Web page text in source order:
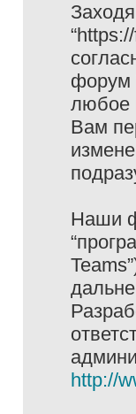
форум
любое
Вам
Наши
http://